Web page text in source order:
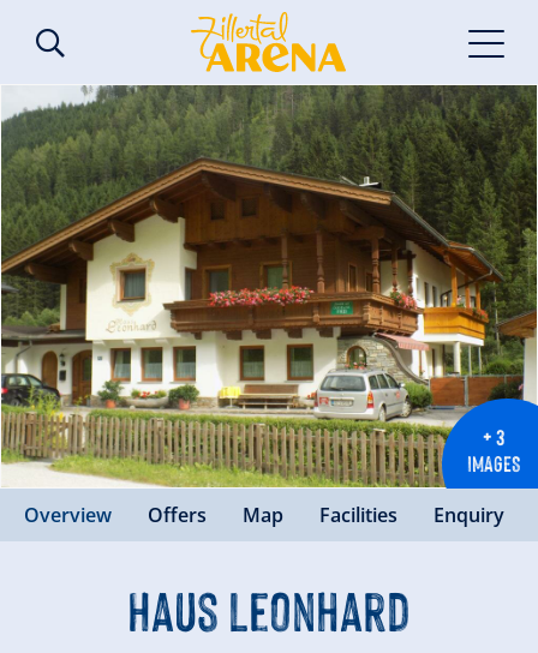
+ 3
IMAGES
Overview Offers Map Facilities Enquiry
Haus Leonhard